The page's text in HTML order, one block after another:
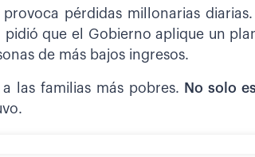
pérdidas millonarias
que el Gobierno aplique un
de más bajos ingresos.
las familias más pobres. No solo